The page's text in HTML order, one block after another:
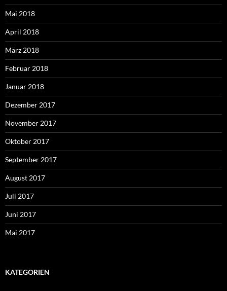
Mai 2018
April 2018
März 2018
Februar 2018
Januar 2018
Dezember 2017
November 2017
Oktober 2017
September 2017
August 2017
Juli 2017
Juni 2017
Mai 2017
KATEGORIEN